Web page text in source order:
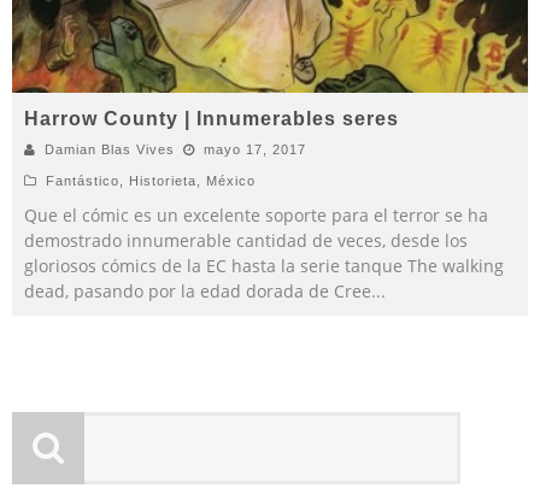
Harrow County | Innumerables seres
Damian Blas Vives mayo 17, 2017
Fantástico Historieta México
Que el cómic es un excelente soporte para el terror se ha
demostrado innumerable cantidad de veces, desde los
gloriosos cómics de la EC hasta la serie tanque The walking
dead, pasando por la edad dorada de Cree...